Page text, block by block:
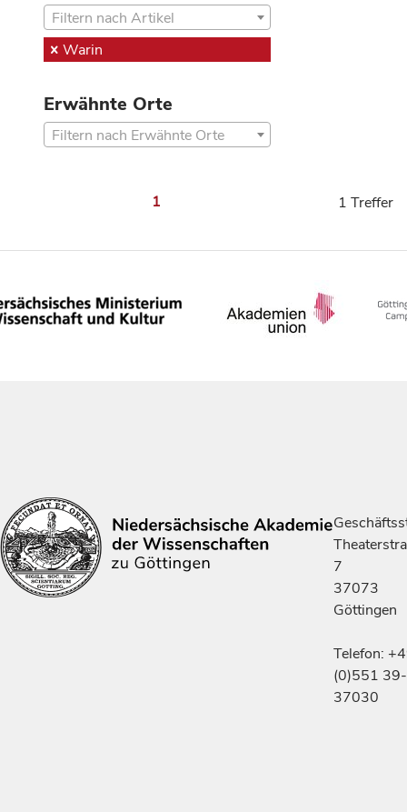
Filtern nach Artikel
Warin
Erwähnte Orte
Filtern nach Erwähnte Orte
1 1 Treffer
7
37073
Göttingen
Telefon:
(0)551 39-
37030